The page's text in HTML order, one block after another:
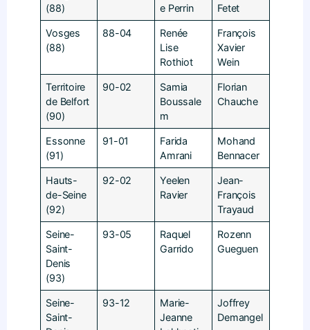
(88)
e Perrin
Fetet
Vosges
(88)
88-04
Renée
Lise
Rothiot
François
Xavier
Wein
Territoire
de Belfort
(90)
90-02
Samia
Boussale
m
Florian
Chauche
Essonne
(91)
91-01
Farida
Amrani
Mohand
Bennacer
Hauts-
de-Seine
(92)
92-02
Yeelen
Ravier
Jean-
François
Trayaud
Seine-
Saint-
Denis
(93)
93-05
Raquel
Garrido
Rozenn
Gueguen
Seine-
Saint-
93-12
Marie-
Jeanne
Joffrey
Demangel